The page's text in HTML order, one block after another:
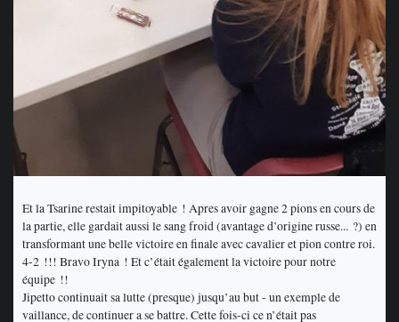
Et la Tsarine restait impitoyable ! Apres avoir gagne 2 pions en cours de
la partie, elle gardait aussi le sang froid (avantage d’origine russe... ?) en
transformant une belle victoire en finale avec cavalier et pion contre roi.
4-2 !!! Bravo Iryna ! Et c’était également la victoire pour notre
équipe !!
Jipetto continuait sa lutte (presque) jusqu’au but - un exemple de
vaillance, de continuer a se battre. Cette fois-ci ce n’était pas